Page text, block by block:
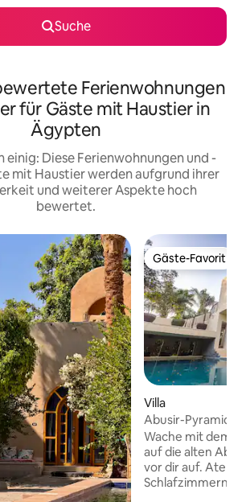
Suche
Ferienwohnungen
für Gäste mit Haustier in
Ägypten
einig: Diese Ferienwohnungen und -
mit Haustier werden aufgrund ihrer
und weiterer Aspekte hoch
bewertet.
Gäste-Favorit
Gäste-Favorit
Villa
Abusir-
Wache mit dem
auf die alten
vor dir auf.
Schlafzimmern,